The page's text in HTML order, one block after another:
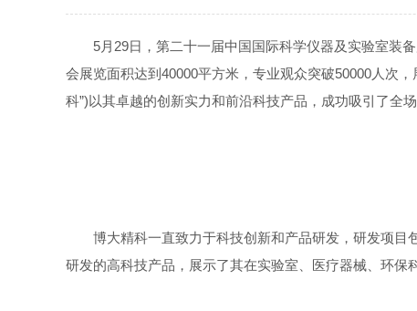
5月29日，第二十一届中国国际科学仪器及实验室装
会展览面积达到40000平方米，专业观众突破50000人次
科”)以其卓越的创新实力和前沿科技产品，成功吸引了全
博大精科一直致力于科技创新和产品研发，研发项目
研发的高科技产品，展示了其在实验室、医疗器械、环保